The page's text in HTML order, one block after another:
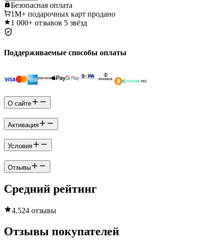
Безопасная оплата
1M+ подарочных карт продано
1 000+ отзывов 5 звёзд
Поддерживаемые способы оплаты
О сайте
Активация
Условия
Отзывы
Средний рейтинг
4.524 отзывы
Отзывы покупателей